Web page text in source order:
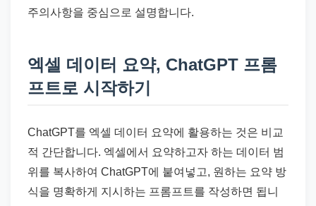
주의사항을 중심으로 설명합니다.
엑셀 데이터 요약, ChatGPT 프롬
프트로 시작하기
ChatGPT를 엑셀 데이터 요약에 활용하는 것은 비교
적 간단합니다. 엑셀에서 요약하고자 하는 데이터 범
위를 복사하여 ChatGPT에 붙여넣고, 원하는 요약 방
식을 명확하게 지시하는 프롬프트를 작성하면 됩니